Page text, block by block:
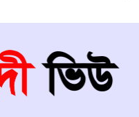
অনুষ্ঠান অনুষ্ঠিত।
আহাম্মদপুরে পানিবন্দি
প্রকাশের জেরে সাংবাদিক